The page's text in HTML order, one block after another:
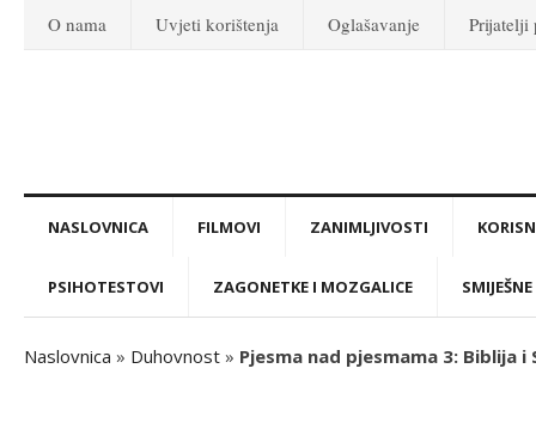
O nama Uvjeti korištenja Oglašavanje Prijatelji
NASLOVNICA FILMOVI ZANIMLJIVOSTI
PSIHOTESTOVI ZAGONETKE I MOZGALICE
Naslovnica » Duhovnost » Pjesma nad pjesmama 3: Biblija